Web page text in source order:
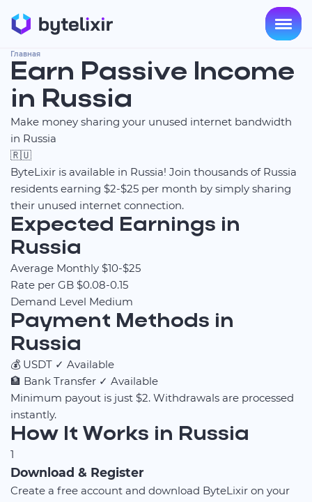
Главная
Earn Passive Income
in Russia
Make money sharing your unused internet bandwidth
in Russia
🇷🇺
ByteLixir is available in Russia! Join thousands of Russia
residents earning $2-$25 per month by simply sharing
their unused internet connection.
Expected Earnings in
Russia
Average Monthly $10-$25
Rate per GB $0.08-0.15
Demand Level Medium
Payment Methods in
Russia
💰 USDT ✓ Available
🏦 Bank Transfer ✓ Available
Minimum payout is just $2. Withdrawals are processed
instantly.
How It Works in Russia
1
Download & Register
Create a free account and download ByteLixir on your